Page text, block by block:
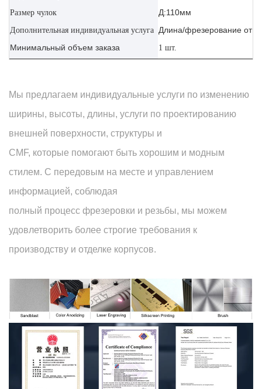
Размер чулок Д:110мм
Дополнительная индивидуальная услуга Длина/фрезерование
Минимальный объем заказа
1 шт.
Мы предлагаем индивидуальные услуги по изменению
ширины, высоты, длины, услуги по проектированию
внешней поверхности, структуры и
CMF, которые помогают быть хорошим и модным
стилем. С передовым на месте и управлением
информацией, соблюдая
полный процесс фрезеровки и резьбы, мы можем
удовлетворить более строгие требования к
производству и отделке корпусов.